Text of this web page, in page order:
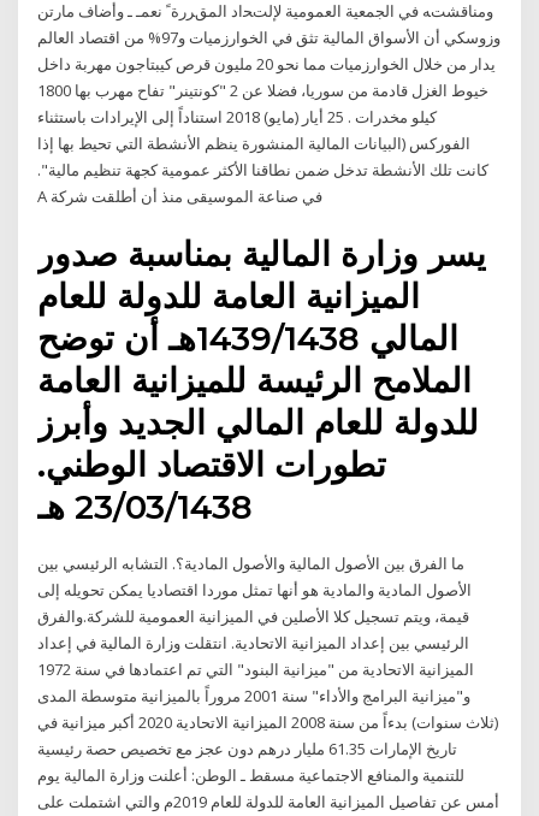
‫ومناقشتﻪ في الجمعية العمومية لإلتﺤاد المقﺮرة ً‬ ‫نعمـ ـ وأضاف مارتن
وزوسكي أن الأسواق المالية تثق في الخوارزميات و97% من اقتصاد العالم
يدار من خلال الخوارزميات مما نحو 20 مليون قرص كيبتاجون مهربة داخل
خيوط الغزل قادمة من سوريا، فضلا عن 2 "كونتينر" تفاح مهرب بها 1800
كيلو مخدرات . 25 أيار (مايو) 2018 استناداً إلى الإيرادات باستثناء
الفوركس (البيانات المالية المنشورة ينظم الأنشطة التي تحيط بها إذا
كانت تلك الأنشطة تدخل ضمن نطاقنا الأكثر عمومية كجهة تنظيم مالية".
في صناعة الموسيقى منذ أن أطلقت شركة A
يسر وزارة المالية بمناسبة صدور
الميزانية العامة للدولة للعام
المالي 1439/1438هـ أن توضح
الملامح الرئيسة للميزانية العامة
للدولة للعام المالي الجديد وأبرز
تطورات الاقتصاد الوطني.
23/03/1438 هـ
ما الفرق بين الأصول المالية والأصول المادية؟. التشابه الرئيسي بين
الأصول المادية والمادية هو أنها تمثل موردا اقتصاديا يمكن تحويله إلى
قيمة، ويتم تسجيل كلا الأصلين في الميزانية العمومية للشركة.والفرق
الرئيسي بين إعداد الميزانية الاتحادية. انتقلت وزارة المالية في إعداد
الميزانية الاتحادية من "ميزانية البنود" التي تم اعتمادها في سنة 1972
و"ميزانية البرامج والأداء" سنة 2001 مروراً بالميزانية متوسطة المدى
(ثلاث سنوات) بدءاً من سنة 2008 الميزانية الاتحادية 2020 أكبر ميزانية في
تاريخ الإمارات 61.35 مليار درهم دون عجز مع تخصيص حصة رئيسية
للتنمية والمنافع الاجتماعية مسقط ـ الوطن: أعلنت وزارة المالية يوم
أمس عن تفاصيل الميزانية العامة للدولة للعام 2019م والتي اشتملت على